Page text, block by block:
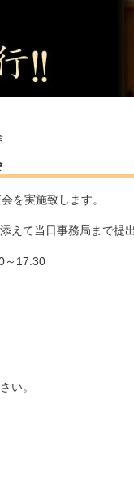
を実施致します。
えて当日事務局まで提
～17:30
い。